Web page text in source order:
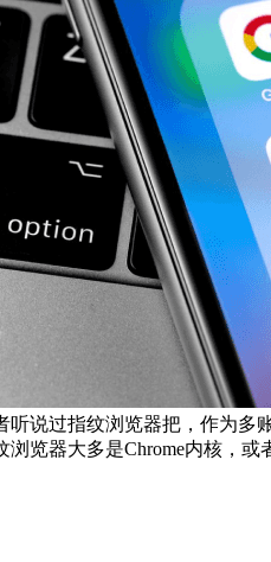
过指纹浏览器把，作为多
览器大多是Chrome内核，